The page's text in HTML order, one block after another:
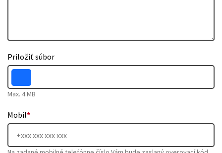
Priložiť súbor
Max. 4 MB
Mobil*